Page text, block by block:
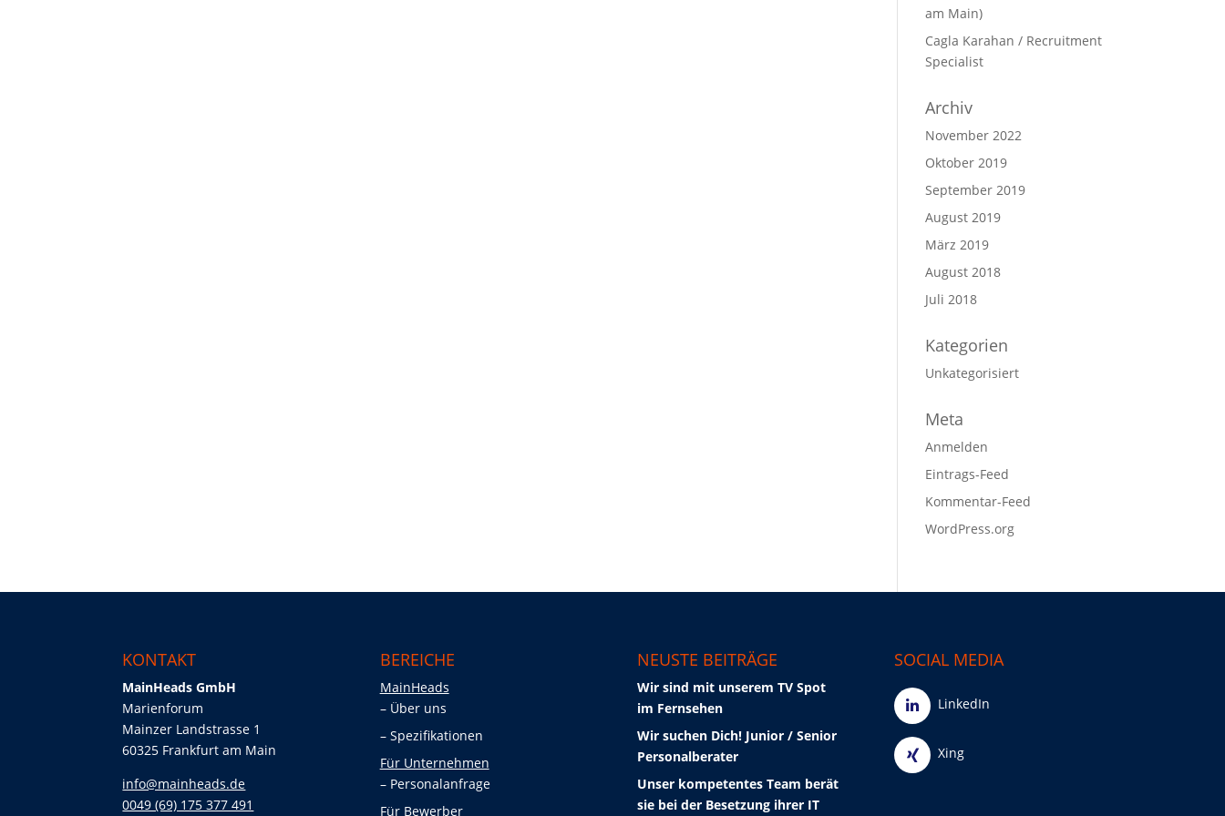
am Main)
Cagla Karahan / Recruitment
Specialist
Archiv
November 2022
Oktober 2019
September 2019
August 2019
März 2019
August 2018
Juli 2018
Kategorien
Unkategorisiert
Meta
Anmelden
Eintrags-Feed
Kommentar-Feed
WordPress.org
KONTAKT
MainHeads GmbH
Marienforum
Mainzer Landstrasse 1
60325 Frankfurt am Main
info@mainheads.de
0049 (69) 175 377 491
BEREICHE
MainHeads
Über uns
Spezifikationen
Für Unternehmen
Personalanfrage
Für Bewerber
NEUSTE BEITRÄGE
Wir sind mit unserem TV Spot
im Fernsehen
Wir suchen Dich! Junior / Senior
Personalberater
Unser kompetentes Team berät
sie bei der Besetzung ihrer IT
SOCIAL MEDIA
LinkedIn
Xing